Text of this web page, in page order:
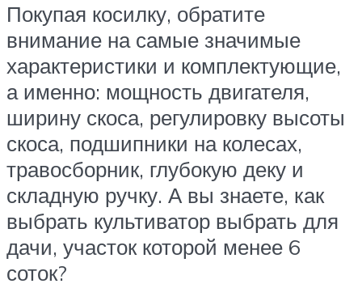
Покупая косилку, обратите
внимание на самые значимые
характеристики и комплектующие,
а именно: мощность двигателя,
ширину скоса, регулировку высоты
скоса, подшипники на колесах,
травосборник, глубокую деку и
складную ручку. А вы знаете, как
выбрать культиватор выбрать для
дачи, участок которой менее 6
соток?